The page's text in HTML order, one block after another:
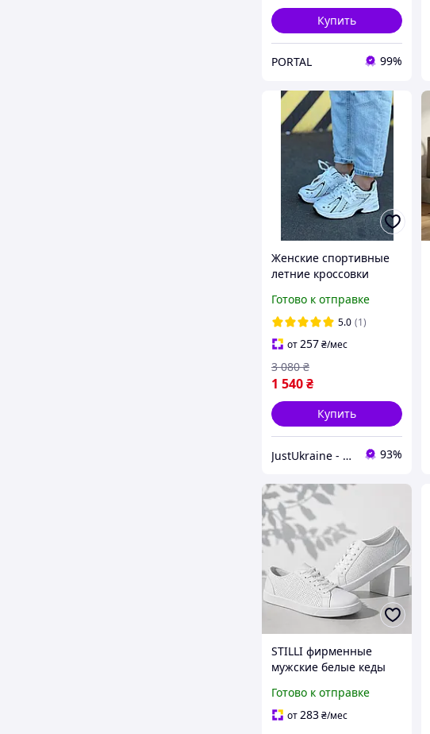
Купить
PORTAL 99%
Женские спортивные
летние кроссовки
кроссовки для зала,
беговые кроссовки для
девушки
Готово к отправке
5.0 (1)
от257₴/мес
1 540₴
3 080 ₴
Купить
JustUkraine - интернет магазин мужской и женской обуви 93%
STILLI фирменные
мужские белые кеды
Готово к отправке
от283₴/мес